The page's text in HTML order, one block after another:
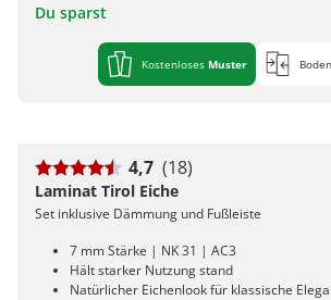
Du sparst
Kostenloses Muster Boden
4,7 (18)
Laminat Tirol Eiche
Set inklusive Dämmung und Fußleiste
7 mm Stärke | NK 31 | AC3
Hält starker Nutzung stand
Natürlicher Eichenlook für klassische